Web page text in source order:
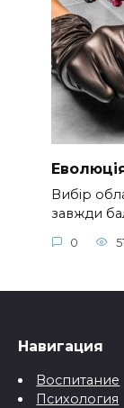
Вибір
завжди
0
Навигация
Воспитание
Психология